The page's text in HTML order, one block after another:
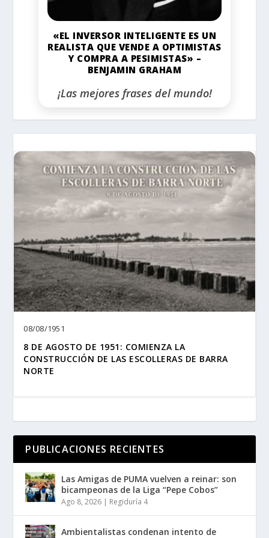
«EL INVERSOR INTELIGENTE ES UN
REALISTA QUE VENDE A OPTIMISTAS
Y COMPRA A PESIMISTAS» –
BENJAMIN GRAHAM
¡Las mejores frases del mundo!
08/08/1951
8 DE AGOSTO DE 1951: COMIENZA LA
CONSTRUCCIÓN DE LAS ESCOLLERAS DE BARRA
NORTE
PUBLICACIONES RECIENTES
Las Amigas de PUMA vuelven a reinar: son
bicampeonas de la Liga “Pepe Cobos”
Ago 8, 2026 | Regiduría 4
Ambientalistas condenan intento de